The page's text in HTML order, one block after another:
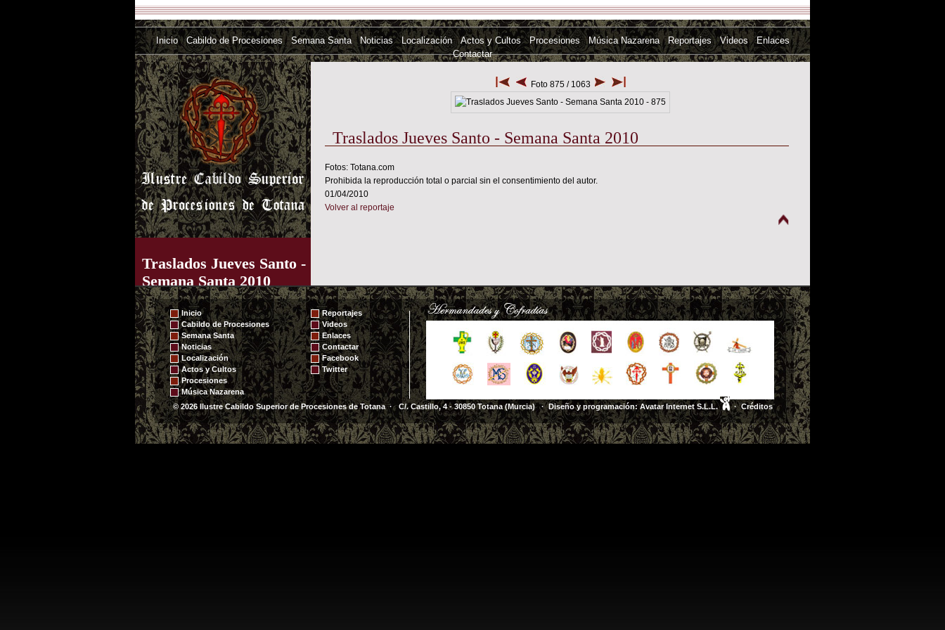
Inicio Cabildo de Procesiones Semana Santa Noticias Localización Actos y Cultos Procesiones Música Nazarena Reportajes Videos
Enlaces
Contactar
Traslados Jueves Santo -
Semana Santa 2010
Foto 875 / 1063
Traslados Jueves Santo - Semana Santa 2010
Fotos: Totana.com
Prohibida la reproducción total o parcial sin el consentimiento del autor.
01/04/2010
Volver al reportaje
Inicio
Cabildo de Procesiones
Semana Santa
Noticias
Localización
Actos y Cultos
Procesiones
Música Nazarena
Reportajes
Videos
Enlaces
Contactar
Facebook
Twitter
© 2026 Ilustre Cabildo Superior de Procesiones de Totana · C/. Castillo, 4 - 30850 Totana (Murcia) · Diseño y programación:Avatar Internet S.L.L. ·Créditos